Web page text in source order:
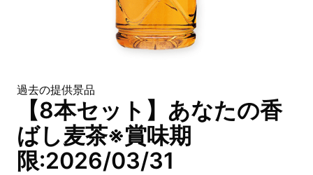
過去の提供景品
【8本セット】あなたの香
ばし麦茶※賞味期
限:2026/03/31